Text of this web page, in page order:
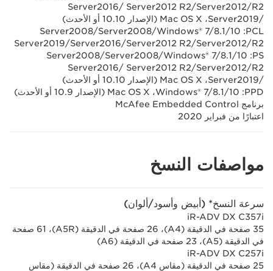
/Server2019‏، Mac OS X ‏(الإصدار 10.10 أو الأحدث)
PCL‏: Windows® 7/8.1/10‏/Server2008‏/Server2008
R2‏/Server2012‏/Server2012 R2‏/Server2016‏/Server2019
PS‏: Windows® 7/8.1/10‏/Server2008‏/Server2008
/Server2019‏، Mac OS X ‏(الإصدار 10.10 أو الأحدث)
PPD‏: Windows® 7/8.1/10‏، Mac OS X‏ (الإصدار 10.9 أو الأحدث)
برنامج McAfee Embedded Control
اعتبارًا من فبراير 2020
مواصفات النسخ
سرعة النسخ* (أبيض وأسود/ألوان)
iR-ADV DX C357i
35 صفحة في الدقيقة (A4)‏، 26 صفحة في الدقيقة (A5R)‏، 61 صفحة
في الدقيقة (A5)‏، 23 صفحة في الدقيقة (A6)
iR-ADV DX C257i
25 صفحة في الدقيقة (مقاس A4)‏، 26 صفحة في الدقيقة (مقاس